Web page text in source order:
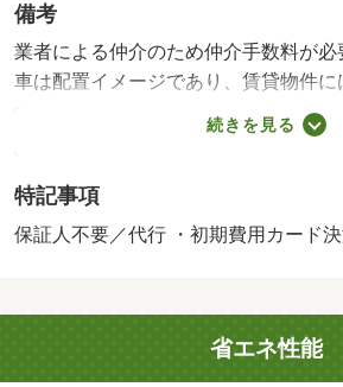
備考
業者による仲介のため仲介手数料が
車は配置イメージであり、賃貸物件
具家電付等を除く）。・賃貸保証等：
約】 初回契約事務手数料：３３，０
ゾンパートナーズ）・維持費等：町内
月・シャーメゾンライフＳＵＰＰＯＲ
★鍵はディンプルキーを採用♪／エア
／追焚機能・シャワートイレ・ＴＶド
金具付きのお風呂です♪／駐車場は２
続きを見る
特記事項
保証人不要／代行 ・初期費用カード
省エネ性能